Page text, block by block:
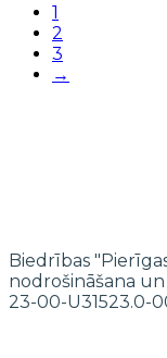
1
2
3
→
Biedrības
nodrošināšana
23-00-U31523.0-